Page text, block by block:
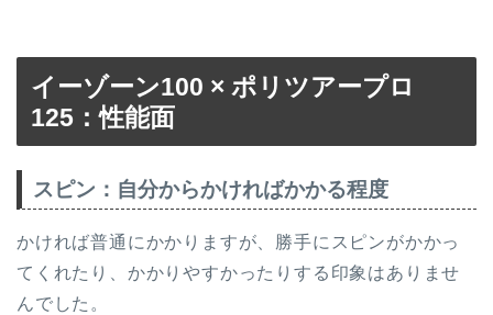
イーゾーン100 × ポリツアープロ
125：性能面
スピン：自分からかければかかる程度
かければ普通にかかりますが、勝手にスピンがかかっ
てくれたり、かかりやすかったりする印象はありませ
んでした。